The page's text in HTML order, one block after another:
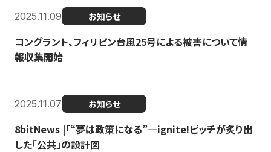
2025.11.09 お知らせ
コングラント、フィリピン台風25号による被害について情
報収集開始
2025.11.07 お知らせ
8bitNews |「“夢は政策になる”—ignite!ピッチが炙り出
した「公共」の設計図